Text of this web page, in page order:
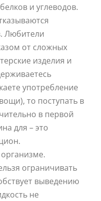
и углеводов.
Любители
от сложных
изделия и
употребление
то поступать в
в первой
для – это
ограничивать
выведению
не